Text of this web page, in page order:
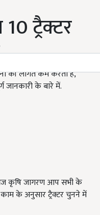
ट्रैक्टर
की लागत कम करती हैं,
जानकारी के बारे में.
आज कृषि जागरण आप सभी के
के अनुसार ट्रैक्टर चुनने में